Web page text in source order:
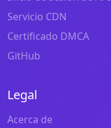
Servicio CDN
Certificado DMCA
GitHub
Legal
Acerca de